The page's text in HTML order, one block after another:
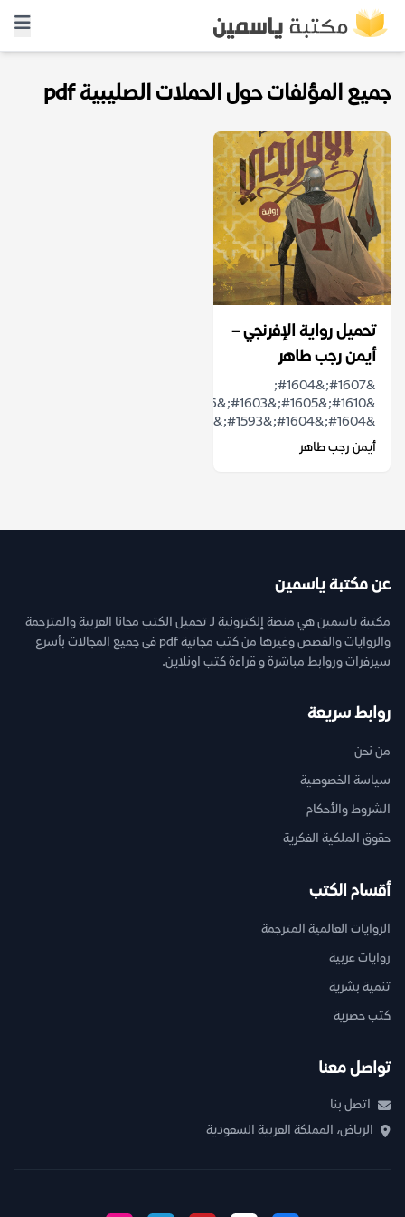
جميع المؤلفات حول الحملات الصليبية pdf
تحميل رواية الإفرنجي –
أيمن رجب طاهر
&#1607;&#1604;
&#1604;&#1604;&#1593;&#1583;&#1608;...
أيمن رجب طاهر
عن مكتبة ياسمين
مكتبة ياسمين هي منصة إلكترونية لـ تحميل الكتب مجانا العربية والمترجمة
والروايات والقصص وغيرها من كتب مجانية pdf فى جميع المجالات بأسرع
سيرفرات وروابط مباشرة و قراءة كتب اونلاين.
روابط سريعة
من نحن
سياسة الخصوصية
الشروط والأحكام
حقوق الملكية الفكرية
أقسام الكتب
الروايات العالمية المترجمة
روايات عربية
تنمية بشرية
كتب حصرية
تواصل معنا
اتصل بنا
الرياض، المملكة العربية السعودية